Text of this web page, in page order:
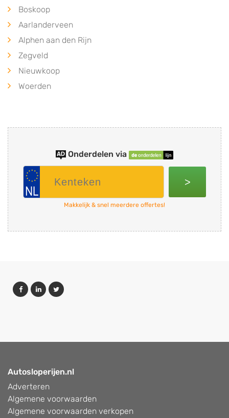
Boskoop
Aarlanderveen
Alphen aan den Rijn
Zegveld
Nieuwkoop
Woerden
Onderdelen via
>
Makkelijk & snel meerdere offertes!
Autosloperijen.nl
Adverteren
Algemene voorwaarden
Algemene voorwaarden verkopen